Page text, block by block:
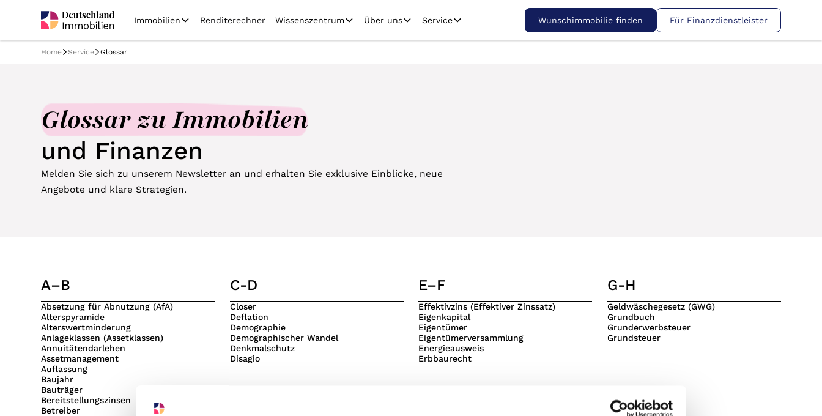
Immobilien Renditerechner Wissenszentrum Über uns Service Wunschimmobilie finden Für Finanzdienstleister
Home Service Glossar
Glossar zu Immobilien
und Finanzen
Melden Sie sich zu unserem Newsletter an und erhalten Sie exklusive Einblicke, neue
Angebote und klare Strategien.
A–B
Absetzung für Abnutzung (AfA)
Alterspyramide
Alterswertminderung
Anlageklassen (Assetklassen)
Annuitätendarlehen
Assetmanagement
Auflassung
Baujahr
Bauträger
Bereitstellungszinsen
Betreiber
C-D
Closer
Deflation
Demographie
Demographischer Wandel
Denkmalschutz
Disagio
E–F
Effektivzins (Effektiver Zinssatz)
Eigenkapital
Eigentümer
Eigentümerversammlung
Energieausweis
Erbbaurecht
G-H
Geldwäschegesetz (GWG)
Grundbuch
Grunderwerbsteuer
Grundsteuer